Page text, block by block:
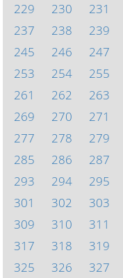
229
230 231
237
238 239
245
246 247
253
254 255
261
262 263
269
270 271
277
278 279
285
286 287
293
294 295
301
302 303
309
310 311
317
318 319
325
326 327